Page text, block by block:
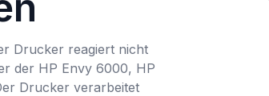
Drucker reagiert nicht
der HP Envy 6000, HP
Drucker verarbeitet